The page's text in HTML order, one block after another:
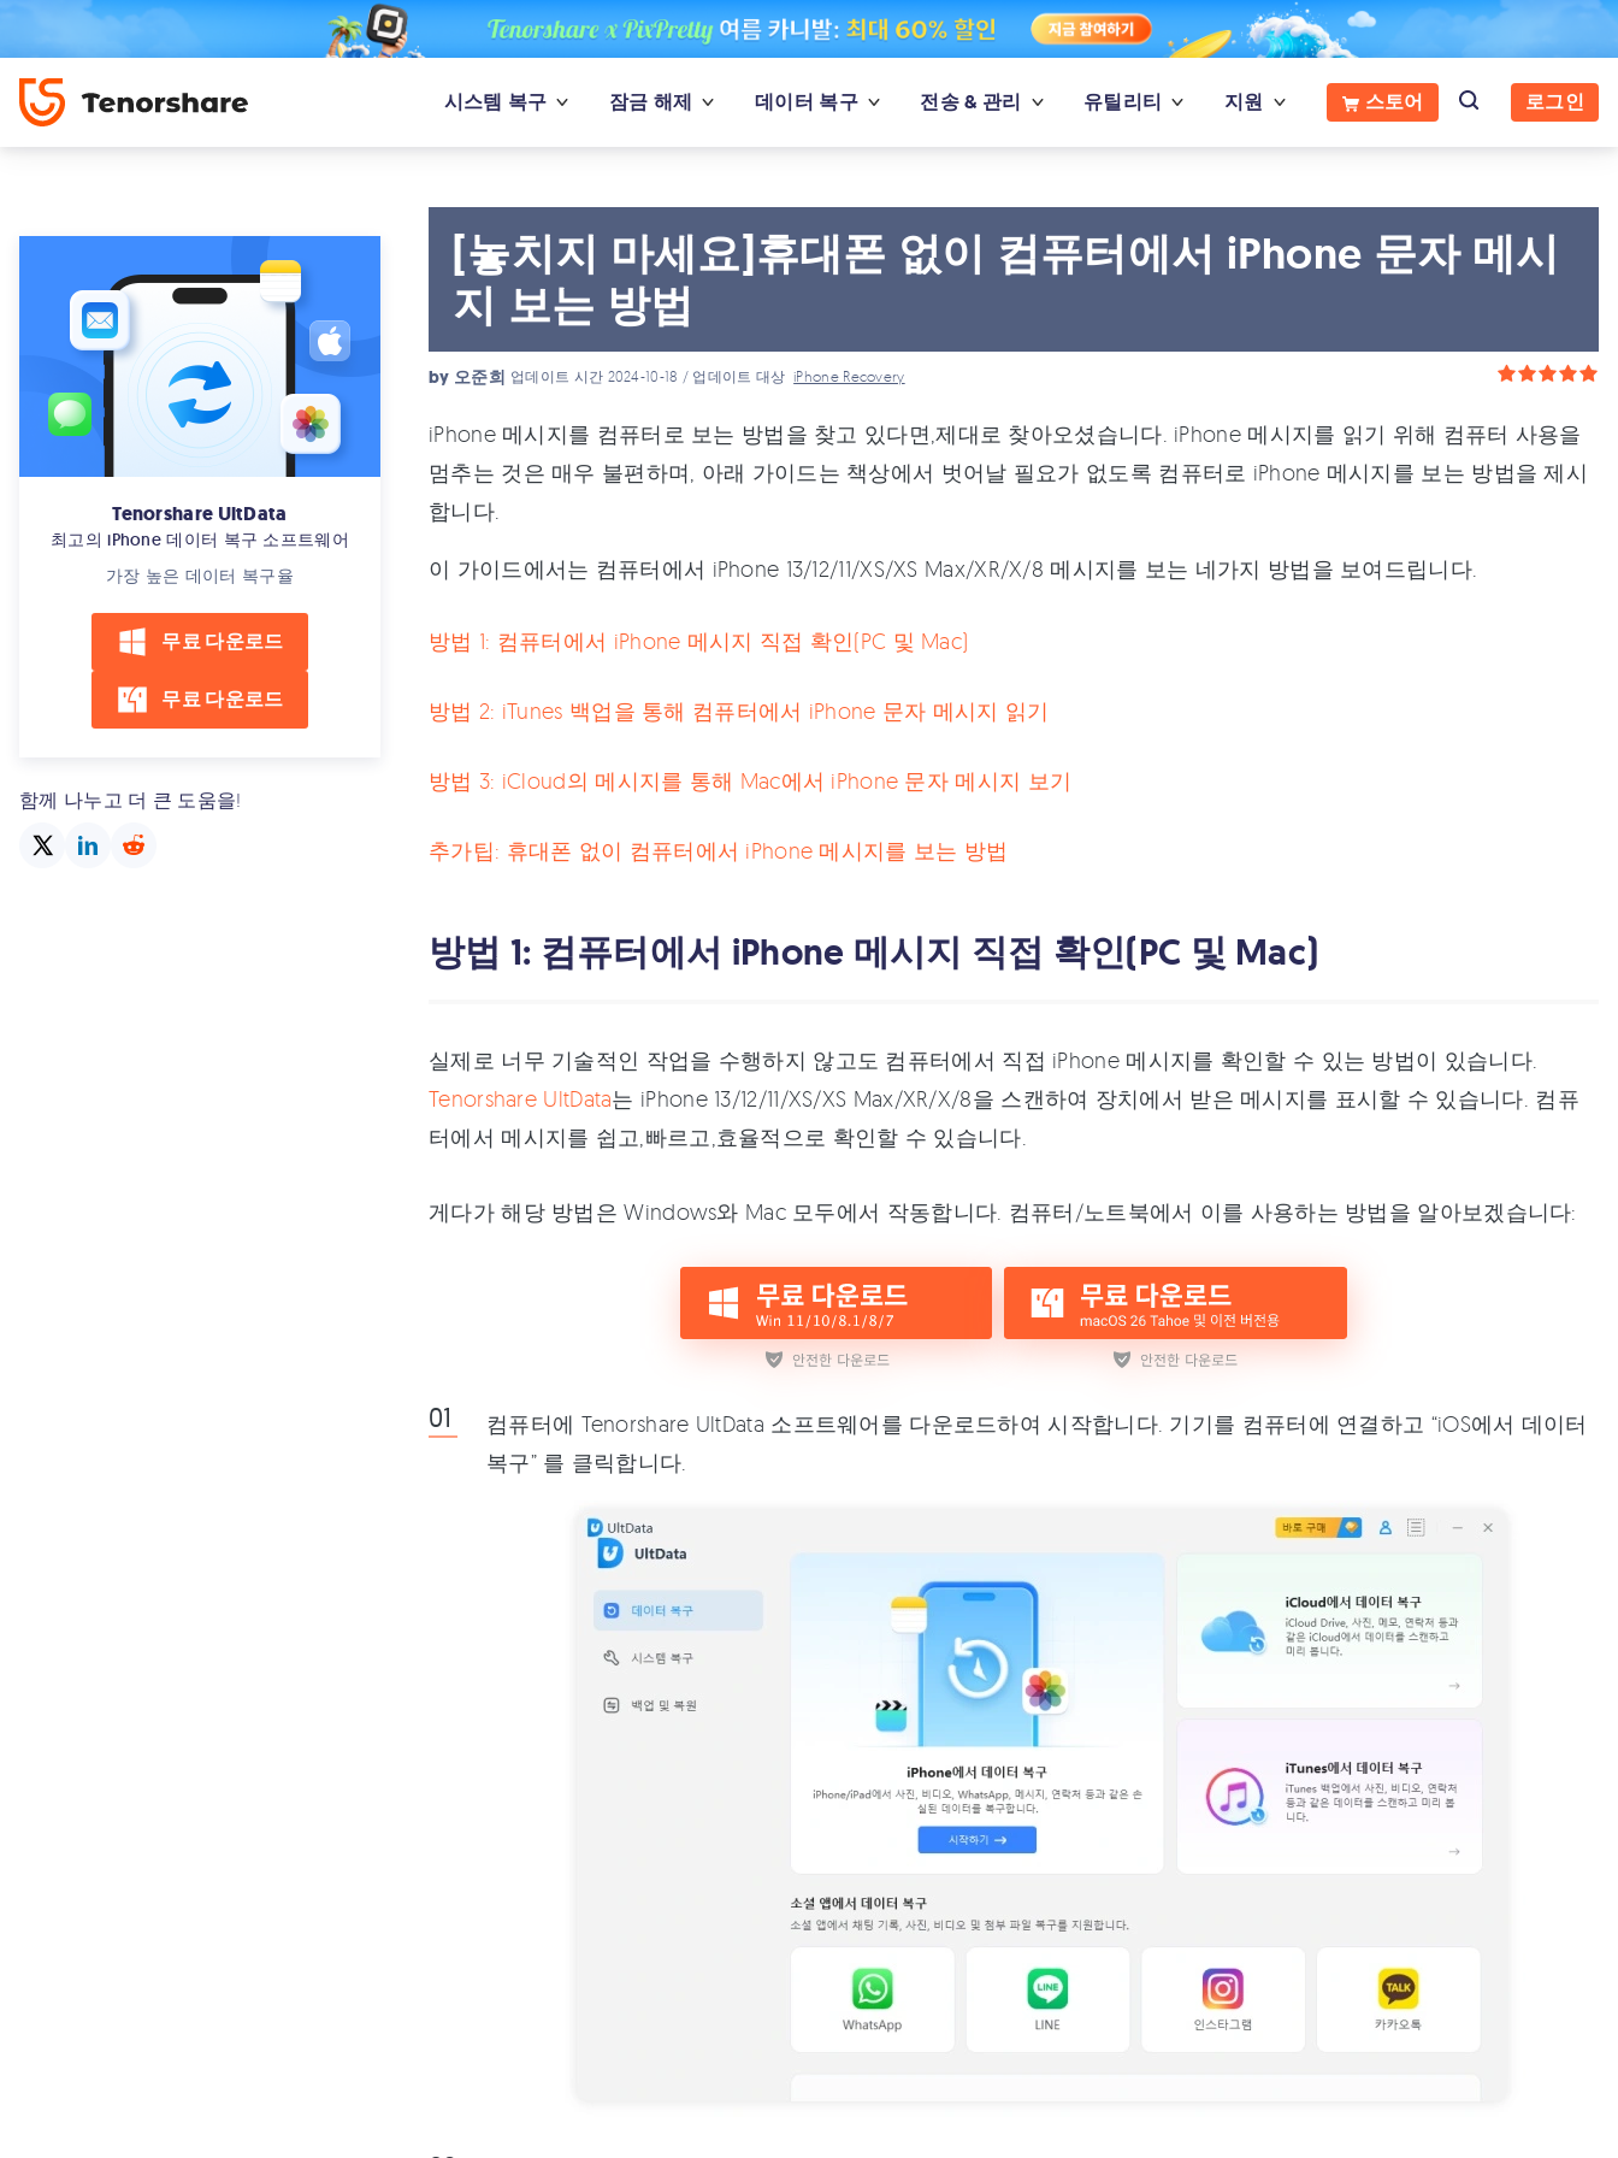
시스템 복구 잠금 해제 데이터 복구 전송 & 관리 유틸리티 지원 스토어 로그인
Tenorshare UltData
최고의 iPhone 데이터 복구 소프트웨어
가장 높은 데이터 복구율
무료 다운로드
무료 다운로드
함께 나누고 더 큰 도움을!
[놓치지 마세요]휴대폰 없이 컴퓨터에서 iPhone 문자 메시
지 보는 방법
by 오준희 업데이트 시간 2024-10-18 / 업데이트 대상iPhone Recovery
iPhone 메시지를 컴퓨터로 보는 방법을 찾고 있다면,제대로 찾아오셨습니다. iPhone 메시지를 읽기 위해 컴퓨터 사용을
멈추는 것은 매우 불편하며, 아래 가이드는 책상에서 벗어날 필요가 없도록 컴퓨터로 iPhone 메시지를 보는 방법을 제시
합니다.
이 가이드에서는 컴퓨터에서 iPhone 13/12/11/XS/XS Max/XR/X/8 메시지를 보는 네가지 방법을 보여드립니다.
방법 1: 컴퓨터에서 iPhone 메시지 직접 확인(PC 및 Mac)
방법 2: iTunes 백업을 통해 컴퓨터에서 iPhone 문자 메시지 읽기
방법 3: iCloud의 메시지를 통해 Mac에서 iPhone 문자 메시지 보기
추가팁: 휴대폰 없이 컴퓨터에서 iPhone 메시지를 보는 방법
방법 1: 컴퓨터에서 iPhone 메시지 직접 확인(PC 및 Mac)
실제로 너무 기술적인 작업을 수행하지 않고도 컴퓨터에서 직접 iPhone 메시지를 확인할 수 있는 방법이 있습니다.
Tenorshare UltData는 iPhone 13/12/11/XS/XS Max/XR/X/8을 스캔하여 장치에서 받은 메시지를 표시할 수 있습니다. 컴퓨
터에서 메시지를 쉽고,빠르고,효율적으로 확인할 수 있습니다.
게다가 해당 방법은 Windows와 Mac 모두에서 작동합니다. 컴퓨터/노트북에서 이를 사용하는 방법을 알아보겠습니다:
컴퓨터에 Tenorshare UltData 소프트웨어를 다운로드하여 시작합니다. 기기를 컴퓨터에 연결하고 “iOS에서 데이터
복구” 를 클릭합니다.